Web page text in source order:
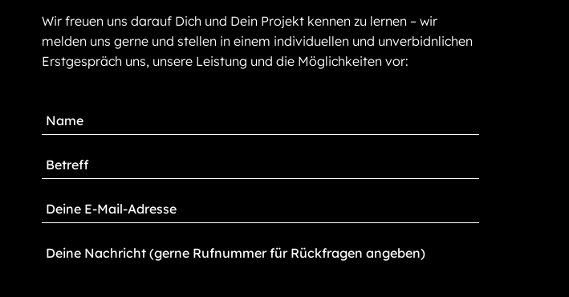
Wir freuen uns darauf Dich und Dein Projekt kennen zu lernen – wir
melden uns gerne und stellen in einem individuellen und unverbidnlichen
Erstgespräch uns, unsere Leistung und die Möglichkeiten vor: